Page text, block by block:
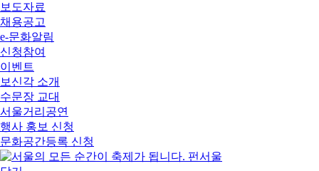
보도자료
채용공고
e-문화알림
신청참여
이벤트
보신각 소개
수문장 교대
서울거리공연
행사 홍보 신청
문화공간등록 신청